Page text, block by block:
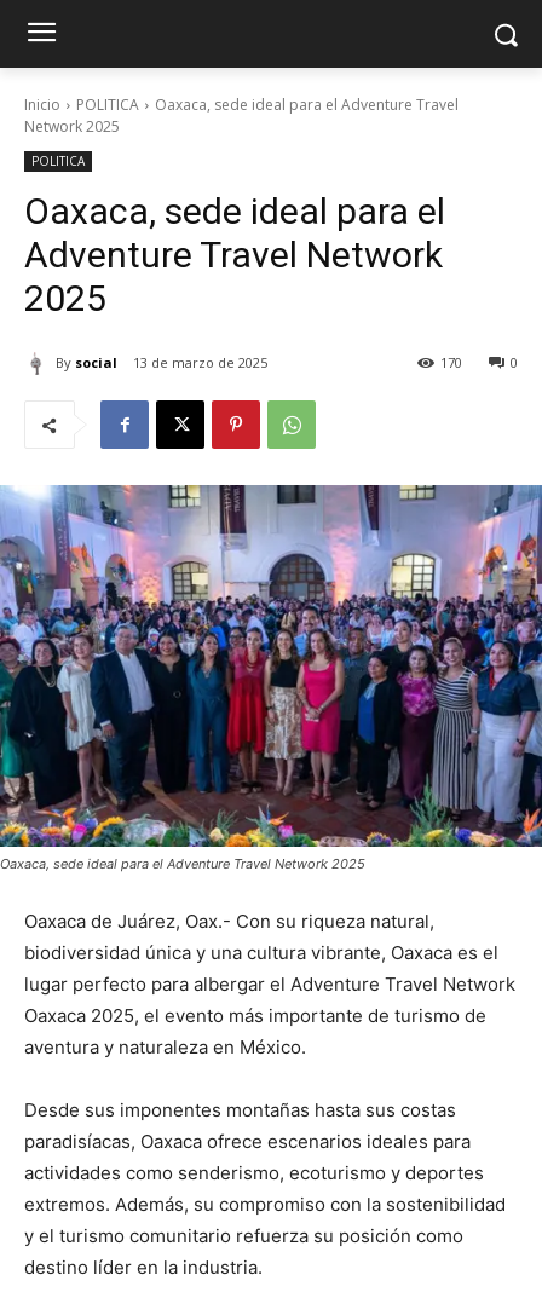
Inicio POLITICA
Oaxaca, sede ideal para el Adventure Travel
Network 2025
POLITICA
Oaxaca, sede ideal para el
Adventure Travel Network
2025
By social 13 de marzo de 2025 0
170
Oaxaca, sede ideal para el Adventure Travel Network 2025
Oaxaca de Juárez, Oax.- Con su riqueza natural,
biodiversidad única y una cultura vibrante, Oaxaca es el
lugar perfecto para albergar el Adventure Travel Network
Oaxaca 2025, el evento más importante de turismo de
aventura y naturaleza en México.
Desde sus imponentes montañas hasta sus costas
paradisíacas, Oaxaca ofrece escenarios ideales para
actividades como senderismo, ecoturismo y deportes
extremos. Además, su compromiso con la sostenibilidad
y el turismo comunitario refuerza su posición como
destino líder en la industria.